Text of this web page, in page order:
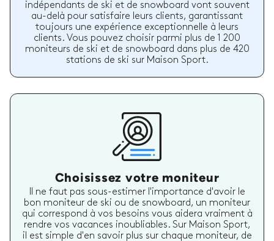
indépendants de ski et de snowboard vont souvent
au-delà pour satisfaire leurs clients, garantissant
toujours une expérience exceptionnelle à leurs
clients. Vous pouvez choisir parmi plus de 1 200
moniteurs de ski et de snowboard dans plus de 420
stations de ski sur Maison Sport.
Choisissez votre moniteur
Il ne faut pas sous-estimer l'importance d'avoir le
bon moniteur de ski ou de snowboard, un moniteur
qui correspond à vos besoins vous aidera vraiment à
rendre vos vacances inoubliables. Sur Maison Sport,
il est simple d'en savoir plus sur chaque moniteur, de